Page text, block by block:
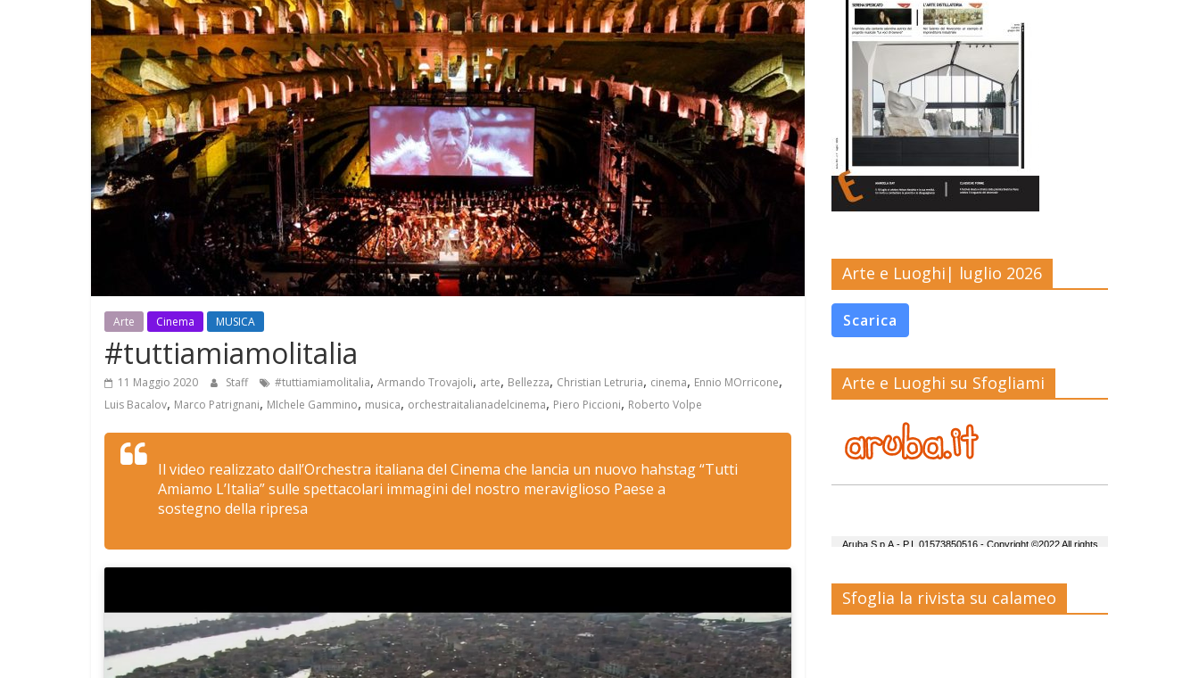
Arte Cinema MUSICA
#tuttiamiamolitalia
11 Maggio 2020 Staff #tuttiamiamolitalia, Armando Trovajoli, arte, Bellezza, Christian Letruria, cinema, Ennio MOrricone,
Luis Bacalov, Marco Patrignani, MIchele Gammino, musica, orchestraitalianadelcinema, Piero Piccioni, Roberto Volpe
Il video realizzato dall’Orchestra italiana del Cinema che lancia un nuovo hahstag “Tutti
Amiamo L’Italia” sulle spettacolari immagini del nostro meraviglioso Paese a
sostegno della ripresa
Arte e Luoghi| luglio 2026
Scarica
Arte e Luoghi su Sfogliami
Sfoglia la rivista su calameo